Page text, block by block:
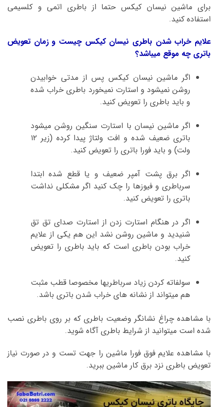
برای ماشین نیسان کیکس حتما از باطری اتمی و کلسیمی
استفاده کنید.
علایم خراب شدن باطری نیسان کیکس چیست و زمان تعویض
باتری چه موقع میباشد؟
اگر ماشین نیسان کیکس پس از مدتی خوابیدن
روشن نمیشود و استارت نمیخورد باطری خراب شده
و باید باطری را تعویض کنید.
اگر ماشین نیسان با استارت سنگین روشن میشود
باتری ضعیف شده و افت ولتاژ پیدا کرده (زیر ۱۲
ولت) و باید فورا باتری را تعویض کنید.
اگر برق پشت آمپر ضعیف و یا قطع شده ابتدا
سرباطری و فیوزها را چک کنید اگر مشکلی نداشت
باتری را تعویض کنید.
اگر در هنگام استارت زدن از استارت صدای تق تق
شنیدید و ماشین روشن نشد این هم یکی از علایم
خراب بودن باطری است که باید باطری را تعویض
کنید.
سولفاته کردن زیاد سرباطریها مخصوصا قطب مثبت
هم میتواند از نشانه های خراب شدن باتری باشد.
با مشاهده چراغ نشانگر وضعیت باطری که بر روی باطری نصب
شده است میتوانید از شرایط باطری آگاه شوید.
با مشاهده علایم فوق فورا ماشین را جهت تست و در صورت نیاز
تعویض باطری نزد برق کار ماشین ببرید.